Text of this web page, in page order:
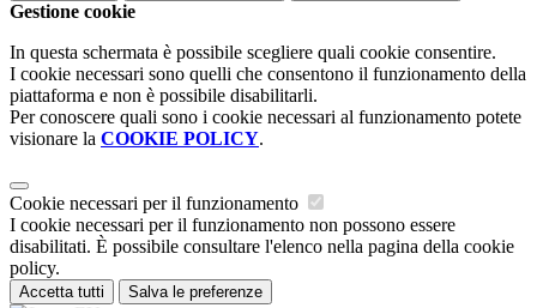
Gestione cookie
In questa schermata è possibile scegliere quali cookie consentire.
I cookie necessari sono quelli che consentono il funzionamento della
piattaforma e non è possibile disabilitarli.
Per conoscere quali sono i cookie necessari al funzionamento potete
visionare la COOKIE POLICY.
Cookie necessari per il funzionamento
I cookie necessari per il funzionamento non possono essere
disabilitati. È possibile consultare l'elenco nella pagina della cookie
policy.
Accetta tutti Salva le preferenze